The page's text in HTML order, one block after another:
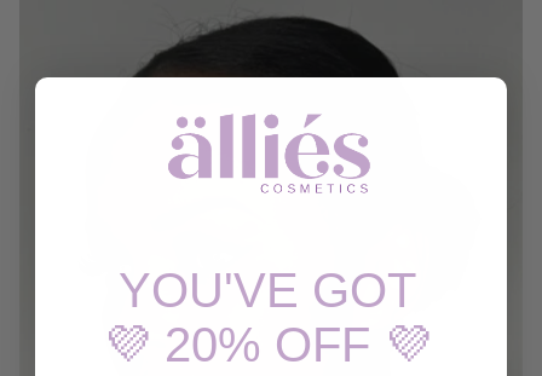
YOU'VE GOT
💜 20% OFF 💜